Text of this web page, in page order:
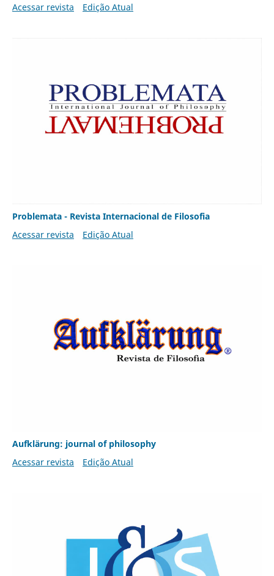
Acessar revista
Edição Atual
Problemata - Revista Internacional de Filosofia
Acessar revista
Edição Atual
Aufklärung: journal of philosophy
Acessar revista
Edição Atual